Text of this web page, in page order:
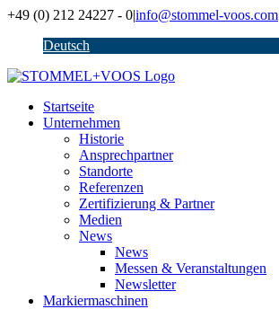
Zum
springen
+49 (0) 212 24227 - 0|info@stommel-voos.com
Deutsch
Startseite
Unternehmen
Historie
Ansprechpartner
Standorte
Referenzen
Zertifizierung & Partner
Medien
News
News
Messen & Veranstaltungen
Newsletter
Markiermaschinen